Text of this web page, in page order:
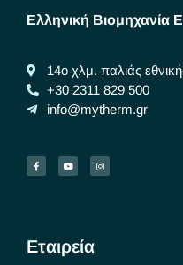
Ελληνική Βιομηχανία
14ο χλμ. παλιάς
+30 2311 829 500
info@mytherm.gr
Εταιρεία